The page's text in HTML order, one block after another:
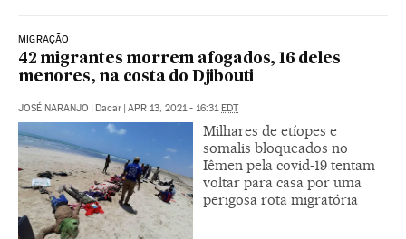
MIGRAÇÃO
42 migrantes morrem afogados, 16 deles
menores, na costa do Djibouti
JOSÉ NARANJO | Dacar | APR 13, 2021 - 16:31EDT
Milhares de etíopes e
somalis bloqueados no
Iêmen pela covid-19 tentam
voltar para casa por uma
perigosa rota migratória